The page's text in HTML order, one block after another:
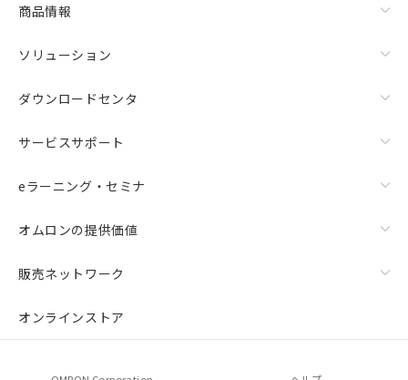
商品情報
ソリューション
ダウンロードセンタ
サービスサポート
eラーニング・セミナ
オムロンの提供価値
販売ネットワーク
オンラインストア